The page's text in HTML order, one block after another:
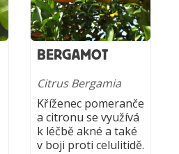
BERGAMOT
Citrus Bergamia
Kříženec pomeranče
a citronu se využívá
k léčbě akné a také
v boji proti celulitidě.